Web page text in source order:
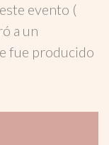
evento (
a un
fue producido